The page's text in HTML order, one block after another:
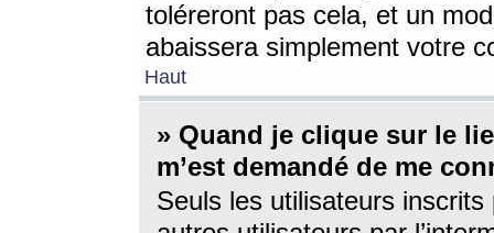
toléreront pas cela, et un
abaissera simplement votre
Haut
» Quand je clique sur le
m’est demandé de me
Seuls les utilisateurs